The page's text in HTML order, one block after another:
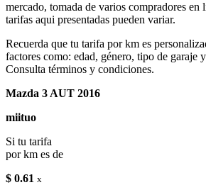
mercado, tomada de varios compradores en
tarifas aqui presentadas pueden variar.
Recuerda que tu tarifa por km es
factores como: edad, género, tipo de garaje
Consulta términos y condiciones.
Mazda 3 AUT 2016
miituo
Si tu tarifa
por km es de
$ 0.61 x